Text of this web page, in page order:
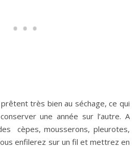
très bien au séchage, ce qui
une année sur l’autre. A
cèpes, mousserons, pleurotes,
enfilerez sur un fil et mettrez en